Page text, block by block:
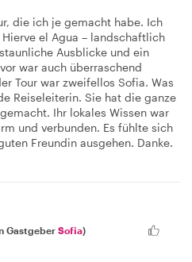
die ich je gemacht habe. Ich
el Agua – landschaftlich
Ausblicke und ein
war auch überraschend
Tour war zweifellos Sofia. Was
Reiseleiterin. Sie hat die ganze
Ihr lokales Wissen war
und verbunden. Es fühlte sich
Freundin ausgehen. Danke.
Gastgeber Sofia)